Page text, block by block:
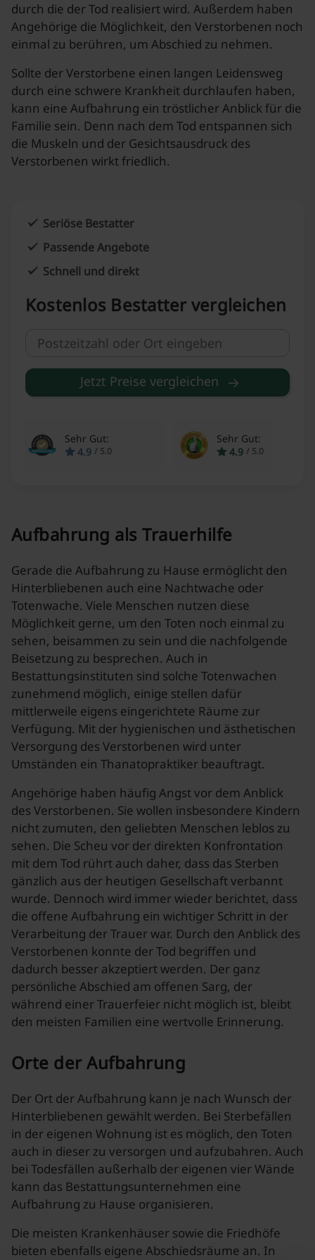
durch die der Tod realisiert wird. Außerdem haben
Angehörige die Möglichkeit, den Verstorbenen noch
einmal zu berühren, um Abschied zu nehmen.
Sollte der Verstorbene einen langen Leidensweg
durch eine schwere Krankheit durchlaufen haben,
kann eine Aufbahrung ein tröstlicher Anblick für die
Familie sein. Denn nach dem Tod entspannen sich
die Muskeln und der Gesichtsausdruck des
Verstorbenen wirkt friedlich.
Seriöse Bestatter
Passende Angebote
Schnell und direkt
Kostenlos Bestatter vergleichen
Jetzt Preise vergleichen
Sehr Gut:
4.9 / 5.0
Sehr Gut:
4.9 / 5.0
Aufbahrung als Trauerhilfe
Gerade die Aufbahrung zu Hause ermöglicht den
Hinterbliebenen auch eine Nachtwache oder
Totenwache. Viele Menschen nutzen diese
Möglichkeit gerne, um den Toten noch einmal zu
sehen, beisammen zu sein und die nachfolgende
Beisetzung zu besprechen. Auch in
Bestattungsinstituten sind solche Totenwachen
zunehmend möglich, einige stellen dafür
mittlerweile eigens eingerichtete Räume zur
Verfügung. Mit der hygienischen und ästhetischen
Versorgung des Verstorbenen wird unter
Umständen ein Thanatopraktiker beauftragt.
Angehörige haben häufig Angst vor dem Anblick
des Verstorbenen. Sie wollen insbesondere Kindern
nicht zumuten, den geliebten Menschen leblos zu
sehen. Die Scheu vor der direkten Konfrontation
mit dem Tod rührt auch daher, dass das Sterben
gänzlich aus der heutigen Gesellschaft verbannt
wurde. Dennoch wird immer wieder berichtet, dass
die offene Aufbahrung ein wichtiger Schritt in der
Verarbeitung der Trauer war. Durch den Anblick des
Verstorbenen konnte der Tod begriffen und
dadurch besser akzeptiert werden. Der ganz
persönliche Abschied am offenen Sarg, der
während einer Trauerfeier nicht möglich ist, bleibt
den meisten Familien eine wertvolle Erinnerung.
Orte der Aufbahrung
Der Ort der Aufbahrung kann je nach Wunsch der
Hinterbliebenen gewählt werden. Bei Sterbefällen
in der eigenen Wohnung ist es möglich, den Toten
auch in dieser zu versorgen und aufzubahren. Auch
bei Todesfällen außerhalb der eigenen vier Wände
kann das Bestattungsunternehmen eine
Aufbahrung zu Hause organisieren.
Die meisten Krankenhäuser sowie die Friedhöfe
bieten ebenfalls eigene Abschiedsräume an. In